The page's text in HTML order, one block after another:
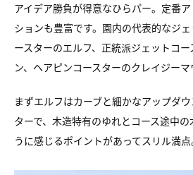
アイデア勝負が得意なひらパー。定番
ションも豊富です。園内の代表的なジ
ースターのエルフ、正統派ジェットコ
ン、ヘアピンコースターのクレイジーマ
まずエルフはカーブと細かなアップダ
ターで、木造特有のゆれとコース途中
うに感じるポイントがあってスリル満点